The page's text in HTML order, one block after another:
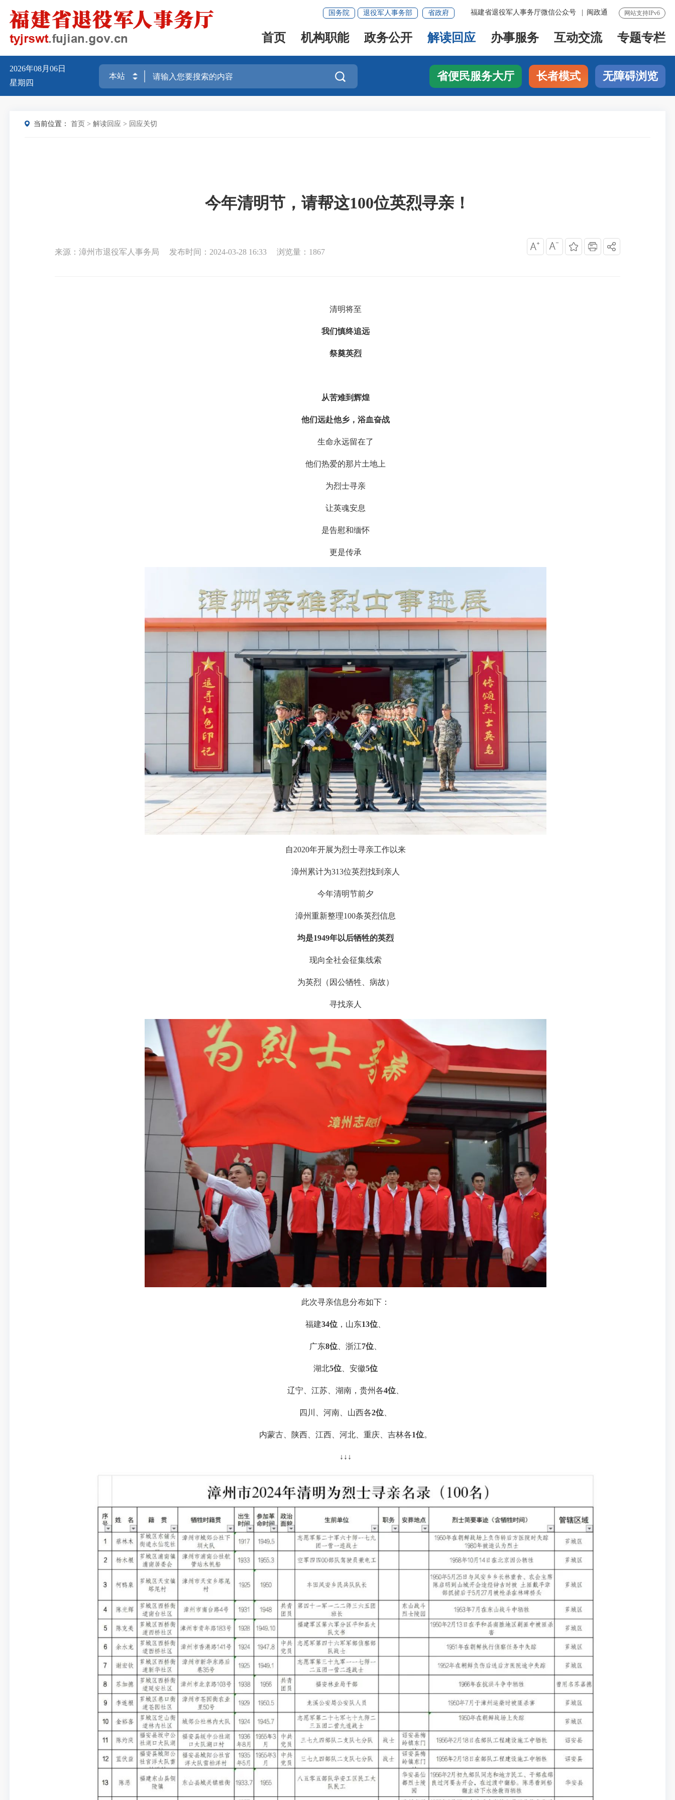
网站支持IPv6
福建省退役军人事务厅微信公众号 闽政通
国务院 退役军人事务部 省政府
首页 机构职能 政务公开 解读回应 办事服务 互动交流 专题专栏
2026年08月06日
星期四
 省便民服务大厅 长者模式 无障碍浏览
当前位置： 首页 >解读回应 > 回应关切
今年清明节，请帮这100位英烈寻亲！
来源：漳州市退役军人事务局 发布时间：2024-03-28 16:33 浏览量： 1867
清明将至
我们慎终追远
祭奠英烈
从苦难到辉煌
他们远赴他乡，浴血奋战
生命永远留在了
他们热爱的那片土地上
为烈士寻亲
让英魂安息
是告慰和缅怀
更是传承
自2020年开展为烈士寻亲工作以来
漳州累计为313位英烈找到亲人
今年清明节前夕
漳州重新整理100条英烈信息
均是1949年以后牺牲的英烈
现向全社会征集线索
为英烈（因公牺牲、病故）
寻找亲人
此次寻亲信息分布如下：
福建34位 ，山东13位
广东8位 、浙江7位
湖北5位 、安徽5位
辽宁、江苏、湖南，贵州各4位
四川、河南、山西各2位
内蒙古、陕西、江西、河北、重庆、吉林各1位。
↓↓↓